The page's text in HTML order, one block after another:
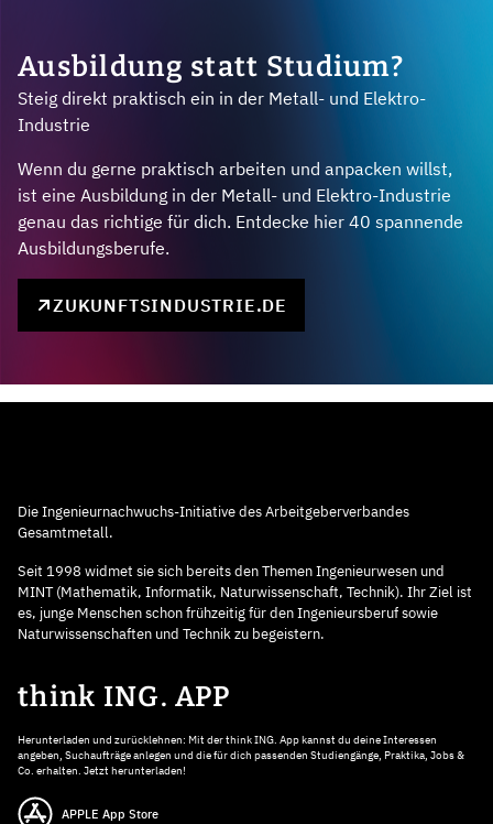
Ausbildung statt Studium?
Steig direkt praktisch ein in der Metall- und Elektro-
Industrie
Wenn du gerne praktisch arbeiten und anpacken willst,
ist eine Ausbildung in der Metall- und Elektro-Industrie
genau das richtige für dich. Entdecke hier 40 spannende
Ausbildungsberufe.
ZUKUNFTSINDUSTRIE.DE
Die Ingenieurnachwuchs-Initiative des Arbeitgeberverbandes
Gesamtmetall.
Seit 1998 widmet sie sich bereits den Themen Ingenieurwesen und
MINT (Mathematik, Informatik, Naturwissenschaft, Technik). Ihr Ziel ist
es, junge Menschen schon frühzeitig für den Ingenieursberuf sowie
Naturwissenschaften und Technik zu begeistern.
think ING. APP
Herunterladen und zurücklehnen: Mit der think ING. App kannst du deine Interessen
angeben, Suchaufträge anlegen und die für dich passenden Studiengänge, Praktika, Jobs &
Co. erhalten. Jetzt herunterladen!
APPLE App Store